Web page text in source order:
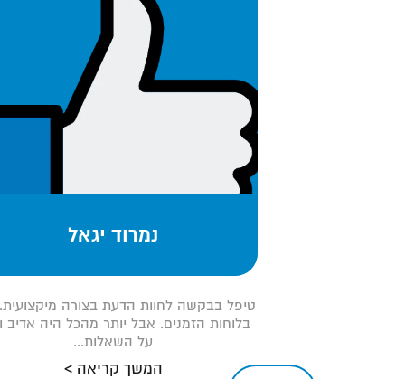
נמרוד יגאל
טיפל בבקשה לחוות הדעת בצורה
בלוחות הזמנים. אבל יותר מהכל היה אדיב
על השאלות...
המשך קריאה >